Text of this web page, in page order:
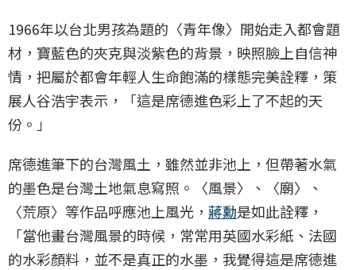
1966年以台北男孩為題的〈青年像〉開始走入都會題
材，寶藍色的夾克與淡紫色的背景，映照臉上自信神
情，把屬於都會年輕人生命飽滿的樣態完美詮釋，策
展人谷浩宇表示，「這是席德進色彩上了不起的天
份。」
席德進筆下的台灣風土，雖然並非池上，但帶著水氣
的墨色是台灣土地氣息寫照。〈風景〉、〈廟〉、
〈荒原〉等作品呼應池上風光， 蔣勳是如此詮釋，
「當他畫台灣風景的時候，常常用英國水彩紙、法國
的水彩顏料，並不是真正的水墨，我覺得這是席德進